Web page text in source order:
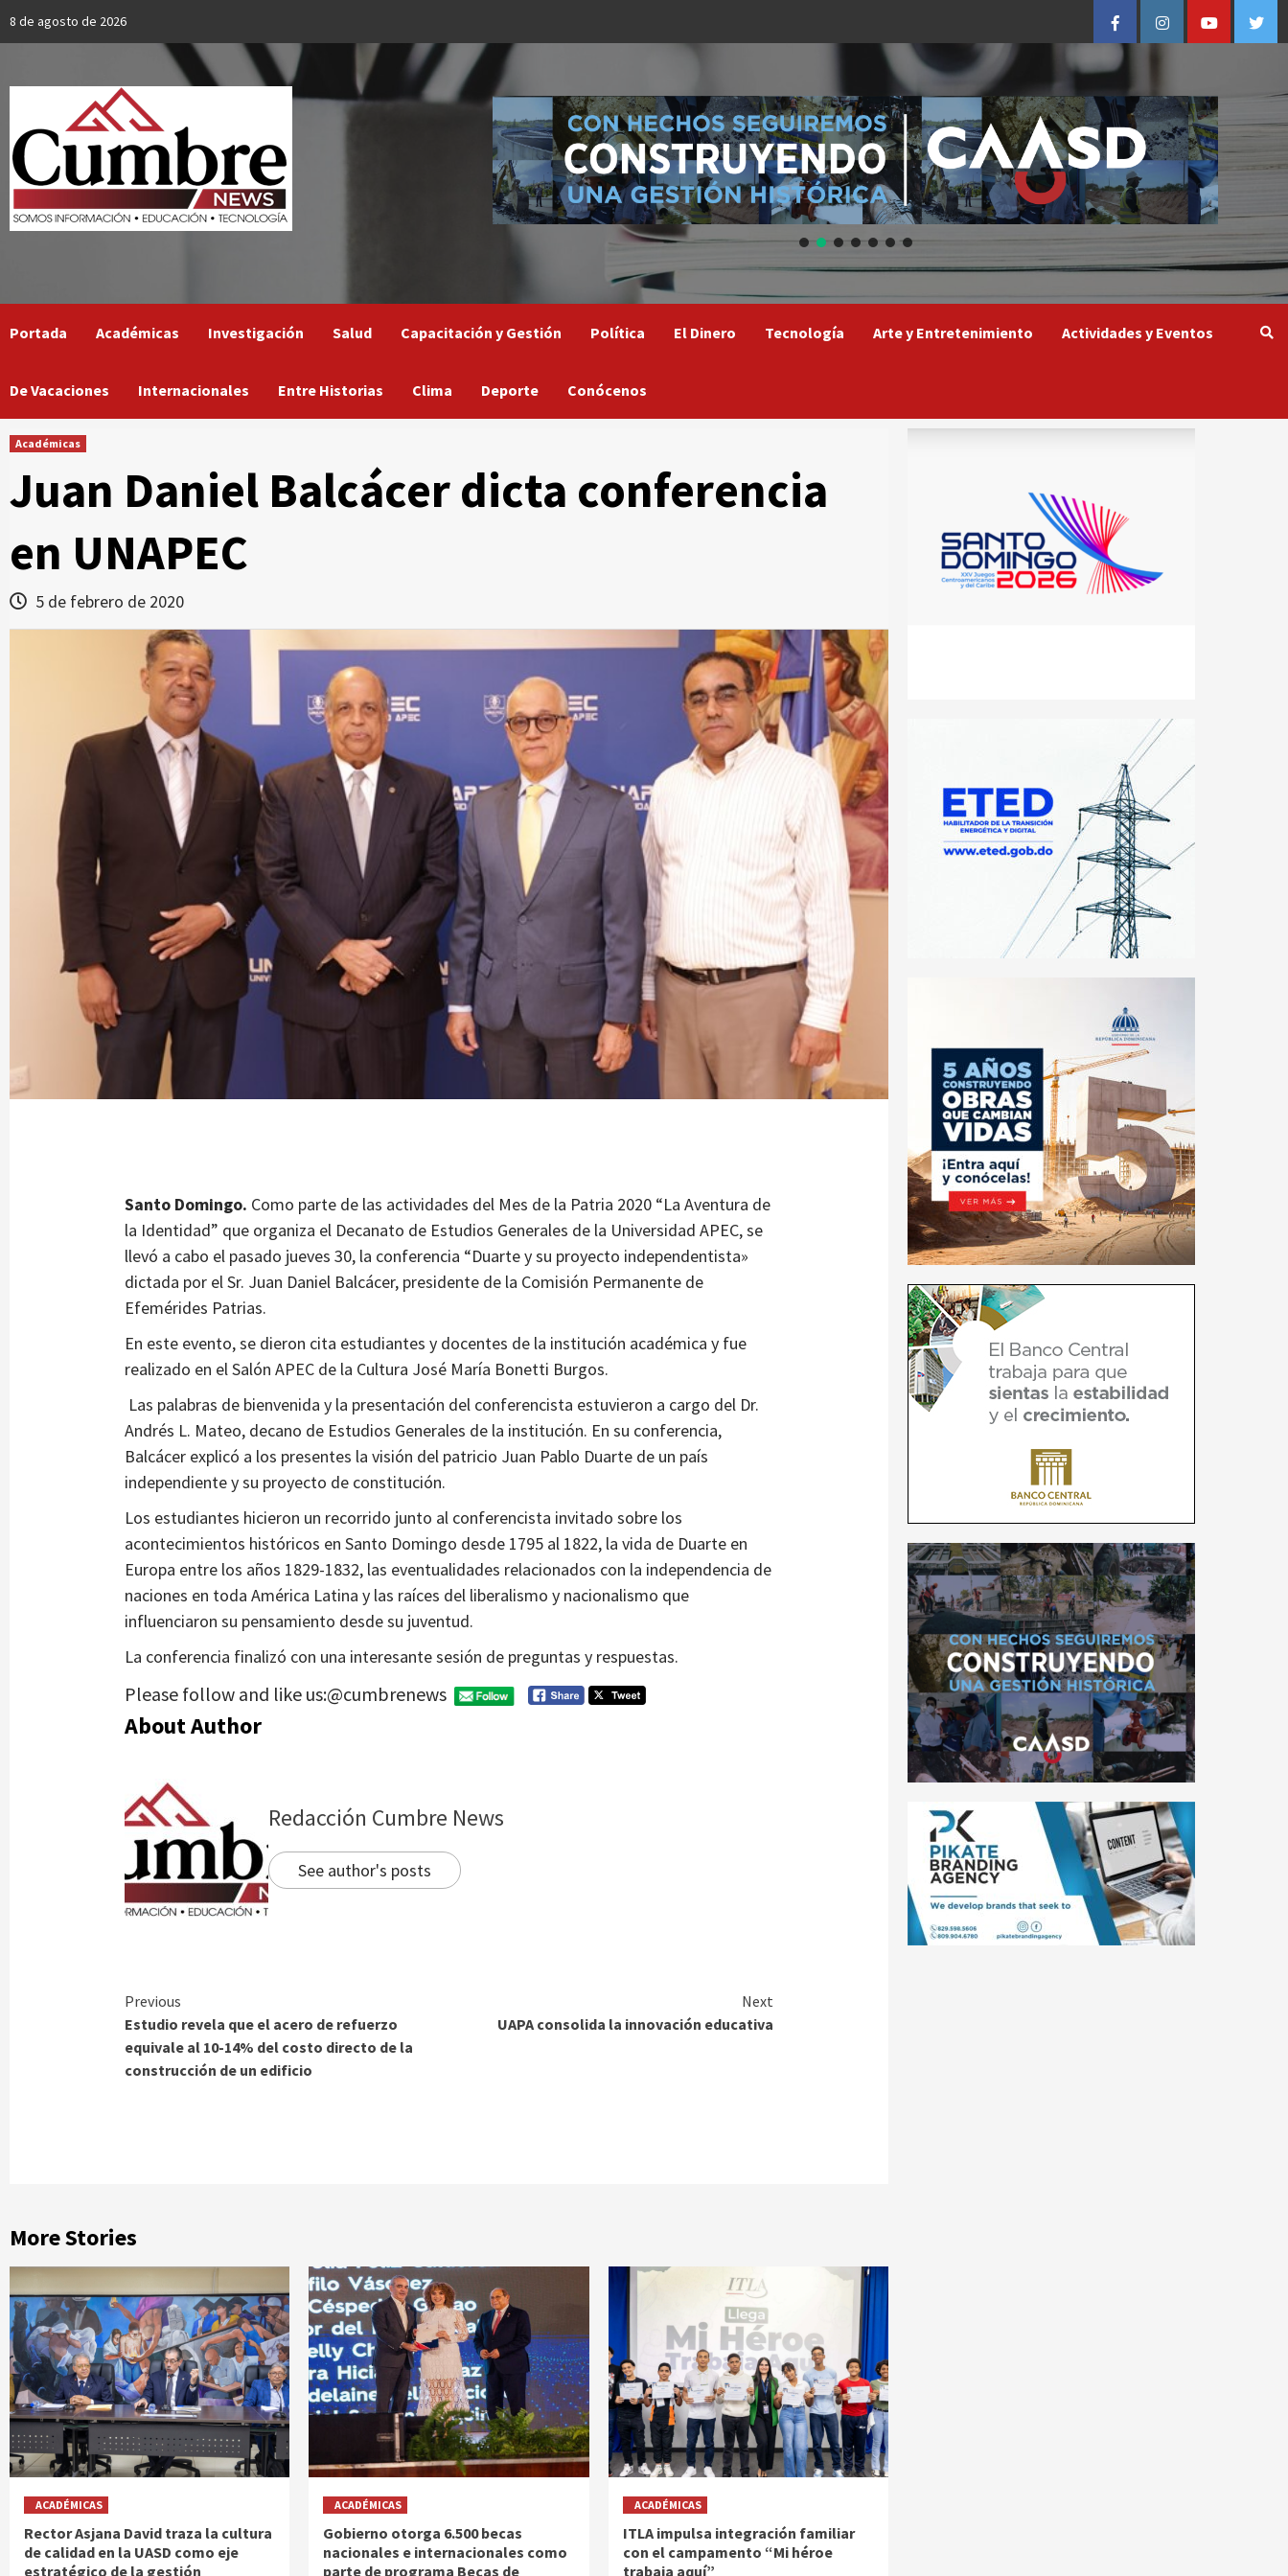
8 de agosto de 2026 FacebookInstagramYoutube
Portada Académicas Investigación Salud Capacitación y Gestión Política El Dinero Tecnología Arte y Entretenimiento Actividades y Eventos
De Vacaciones Internacionales Entre Historias Clima Deporte Conócenos
Académicas
Juan Daniel Balcácer dicta conferencia
en UNAPEC
5 de febrero de 2020
Santo Domingo. Como parte de las actividades del Mes de la Patria 2020 “La Aventura de
la Identidad” que organiza el Decanato de Estudios Generales de la Universidad APEC, se
llevó a cabo el pasado jueves 30, la conferencia “Duarte y su proyecto independentista»
dictada por el Sr. Juan Daniel Balcácer, presidente de la Comisión Permanente de
Efemérides Patrias.
En este evento, se dieron cita estudiantes y docentes de la institución académica y fue
realizado en el Salón APEC de la Cultura José María Bonetti Burgos.
Las palabras de bienvenida y la presentación del conferencista estuvieron a cargo del Dr.
Andrés L. Mateo, decano de Estudios Generales de la institución. En su conferencia,
Balcácer explicó a los presentes la visión del patricio Juan Pablo Duarte de un país
independiente y su proyecto de constitución.
Los estudiantes hicieron un recorrido junto al conferencista invitado sobre los
acontecimientos históricos en Santo Domingo desde 1795 al 1822, la vida de Duarte en
Europa entre los años 1829-1832, las eventualidades relacionados con la independencia de
naciones en toda América Latina y las raíces del liberalismo y nacionalismo que
influenciaron su pensamiento desde su juventud.
La conferencia finalizó con una interesante sesión de preguntas y respuestas.
Please follow and like us:@cumbrenews
About Author
Redacción Cumbre News
See author's posts
Continue
Reading
Previous
Estudio revela que el acero de refuerzo
equivale al 10-14% del costo directo de la
construcción de un edificio
Next
UAPA consolida la innovación educativa
More Stories
ACADÉMICAS
Rector Asjana David traza la cultura
de calidad en la UASD como eje
estratégico de la gestión
ACADÉMICAS
Gobierno otorga 6.500 becas
nacionales e internacionales como
parte de programa Becas de
ACADÉMICAS
ITLA impulsa integración familiar
con el campamento “Mi héroe
trabaja aquí”